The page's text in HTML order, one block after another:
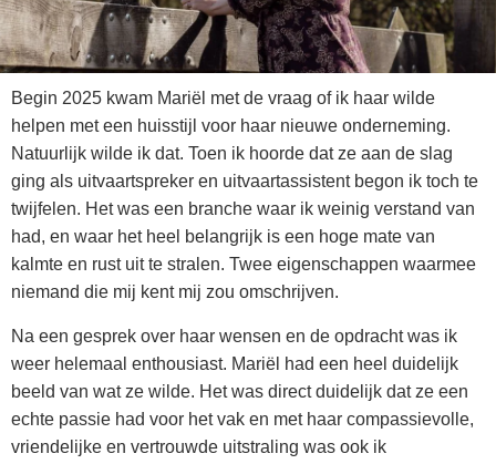
Begin 2025 kwam Mariël met de vraag of ik haar wilde
helpen met een huisstijl voor haar nieuwe onderneming.
Natuurlijk wilde ik dat. Toen ik hoorde dat ze aan de slag
ging als uitvaartspreker en uitvaartassistent begon ik toch te
twijfelen. Het was een branche waar ik weinig verstand van
had, en waar het heel belangrijk is een hoge mate van
kalmte en rust uit te stralen. Twee eigenschappen waarmee
niemand die mij kent mij zou omschrijven.
Na een gesprek over haar wensen en de opdracht was ik
weer helemaal enthousiast. Mariël had een heel duidelijk
beeld van wat ze wilde. Het was direct duidelijk dat ze een
echte passie had voor het vak en met haar compassievolle,
vriendelijke en vertrouwde uitstraling was ook ik